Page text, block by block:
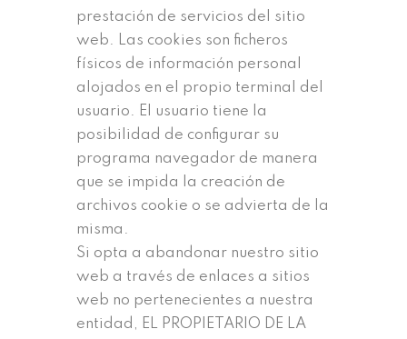
prestación de servicios del sitio
web. Las cookies son ficheros
físicos de información personal
alojados en el propio terminal del
usuario. El usuario tiene la
posibilidad de configurar su
programa navegador de manera
que se impida la creación de
archivos cookie o se advierta de la
misma.
Si opta a abandonar nuestro sitio
web a través de enlaces a sitios
web no pertenecientes a nuestra
entidad, EL PROPIETARIO DE LA